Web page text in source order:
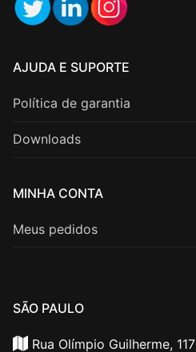
AJUDA E SUPORTE
Política de garantia
Downloads
MINHA CONTA
Meus pedidos
SÃO PAULO
Rua Olímpio Guilherme, 117